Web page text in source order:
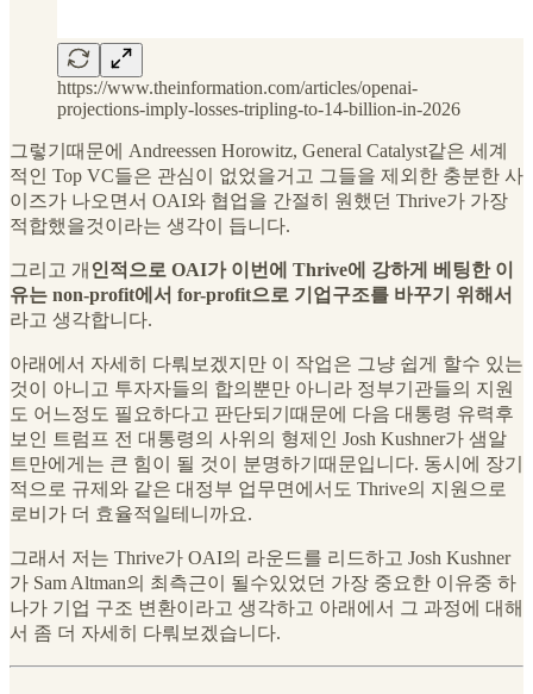
https://www.theinformation.com/articles/openai-
projections-imply-losses-tripling-to-14-billion-in-2026
그렇기때문에 Andreessen Horowitz, General Catalyst같은 세계
적인 Top VC들은 관심이 없었을거고 그들을 제외한 충분한 사
이즈가 나오면서 OAI와 협업을 간절히 원했던 Thrive가 가장
적합했을것이라는 생각이 듭니다.
그리고 개 인적으로 OAI가 이번에 Thrive에 강하게 베팅한 이
유는 non-profit에서 for-profit으로 기업구조를 바꾸기 위해서
라고 생각합니다.
아래에서 자세히 다뤄보겠지만 이 작업은 그냥 쉽게 할수 있는
것이 아니고 투자자들의 합의뿐만 아니라 정부기관들의 지원
도 어느정도 필요하다고 판단되기때문에 다음 대통령 유력후
보인 트럼프 전 대통령의 사위의 형제인 Josh Kushner가 샘알
트만에게는 큰 힘이 될 것이 분명하기때문입니다. 동시에 장기
적으로 규제와 같은 대정부 업무면에서도 Thrive의 지원으로
로비가 더 효율적일테니까요.
그래서 저는 Thrive가 OAI의 라운드를 리드하고 Josh Kushner
가 Sam Altman의 최측근이 될수있었던 가장 중요한 이유중 하
나가 기업 구조 변환이라고 생각하고 아래에서 그 과정에 대해
서 좀 더 자세히 다뤄보겠습니다.